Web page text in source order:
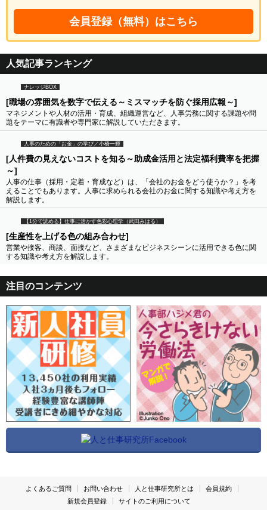
会員登録（無料）はこちら
人気記事ランキング
ナレッジBOX
[職場の雰囲気を数字で伝える～ミスマッチを防ぐ採用広報～]
マネジメントや人材の活用・育成、組織運営など、人事労務に関する課題や問
題をテーマに有識者や専門家に解説していただきます。
人事のための「お金」の学び／小橋一輝
[人件費の見えないコストを知る～助成金活用と法定福利費率を把握
～]
人事の仕事（採用・定着・育成など）は、「会社のお金をどう使うか？」を考
えることでもあります。人事に求められる会社のお金に関する知識や考え方を
解説します。
【1分で読める】仕事に活かす色彩心理学（武田みはる）
[生産性を上げる色の組み合わせ]
営業や接客、商談、面接など、さまざまなビジネスシーンに活用できる色に関
する知識や考え方を解説します。
注目のコンテンツ
よくあるご質問 お問い合わせ 人と仕事研究所とは
会員規約
新規会員登録
サイトのご利用について